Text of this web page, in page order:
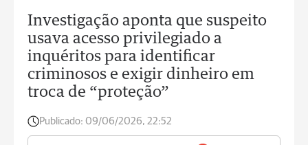
Investigação aponta que suspeito
usava acesso privilegiado a
inquéritos para identificar
criminosos e exigir dinheiro em
troca de “proteção”
Publicado: 09/06/2026, 22:52